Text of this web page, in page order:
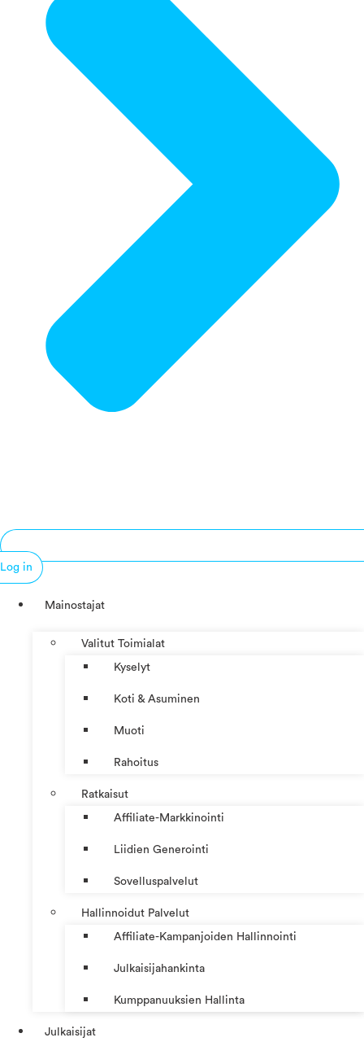
Log in
Mainostajat
Valitut Toimialat
Kyselyt
Koti & Asuminen
Muoti
Rahoitus
Ratkaisut
Affiliate-Markkinointi
Liidien Generointi
Sovelluspalvelut
Hallinnoidut Palvelut
Affiliate-Kampanjoiden Hallinnointi
Julkaisijahankinta
Kumppanuuksien Hallinta
Julkaisijat